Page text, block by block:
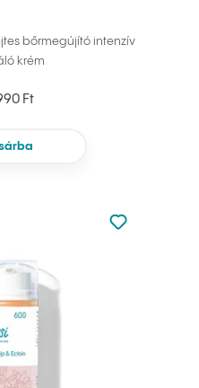
bőrmegújító intenzív
krém
Ft
Nincsen
Hozzáadás